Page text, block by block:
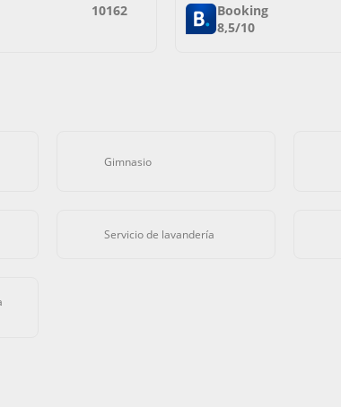
10162
Booking
8,5/10
Gimnasio
Servicio de lavandería